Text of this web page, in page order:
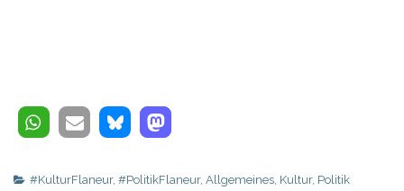
#KulturFlaneur, #PolitikFlaneur, Allgemeines Kultur, Politik